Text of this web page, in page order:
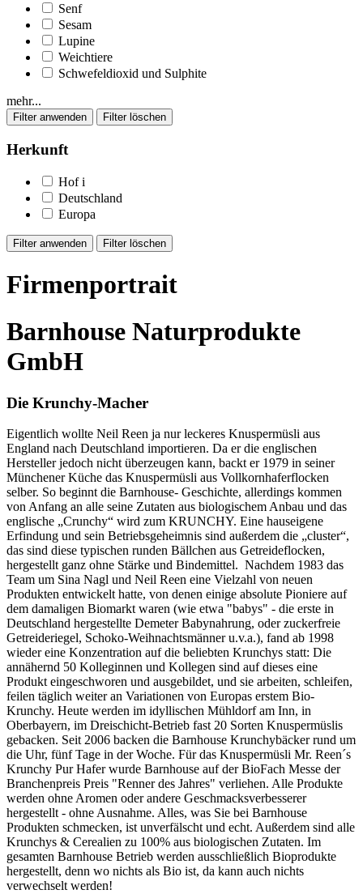
Senf
Sesam
Lupine
Weichtiere
Schwefeldioxid und Sulphite
mehr...
Herkunft
Hof i
Deutschland
Europa
Firmenportrait
Barnhouse Naturprodukte
GmbH
Die Krunchy-Macher
Eigentlich wollte Neil Reen ja nur leckeres Knuspermüsli aus
England nach Deutschland importieren. Da er die englischen
Hersteller jedoch nicht überzeugen kann, backt er 1979 in seiner
Münchener Küche das Knuspermüsli aus Vollkornhaferflocken
selber. So beginnt die Barnhouse- Geschichte, allerdings kommen
von Anfang an alle seine Zutaten aus biologischem Anbau und das
englische „Crunchy“ wird zum KRUNCHY. Eine hauseigene
Erfindung und sein Betriebsgeheimnis sind außerdem die „cluster“,
das sind diese typischen runden Bällchen aus Getreideflocken,
hergestellt ganz ohne Stärke und Bindemittel. Nachdem 1983 das
Team um Sina Nagl und Neil Reen eine Vielzahl von neuen
Produkten entwickelt hatte, von denen einige absolute Pioniere auf
dem damaligen Biomarkt waren (wie etwa "babys" - die erste in
Deutschland hergestellte Demeter Babynahrung, oder zuckerfreie
Getreideriegel, Schoko-Weihnachtsmänner u.v.a.), fand ab 1998
wieder eine Konzentration auf die beliebten Krunchys statt: Die
annähernd 50 Kolleginnen und Kollegen sind auf dieses eine
Produkt eingeschworen und ausgebildet, und sie arbeiten, schleifen,
feilen täglich weiter an Variationen von Europas erstem Bio-
Krunchy. Heute werden im idyllischen Mühldorf am Inn, in
Oberbayern, im Dreischicht-Betrieb fast 20 Sorten Knuspermüslis
gebacken. Seit 2006 backen die Barnhouse Krunchybäcker rund um
die Uhr, fünf Tage in der Woche. Für das Knuspermüsli Mr. Reen´s
Krunchy Pur Hafer wurde Barnhouse auf der BioFach Messe der
Branchenpreis Preis "Renner des Jahres" verliehen. Alle Produkte
werden ohne Aromen oder andere Geschmacksverbesserer
hergestellt - ohne Ausnahme. Alles, was Sie bei Barnhouse
Produkten schmecken, ist unverfälscht und echt. Außerdem sind alle
Krunchys & Cerealien zu 100% aus biologischen Zutaten. Im
gesamten Barnhouse Betrieb werden ausschließlich Bioprodukte
hergestellt, denn wo nichts als Bio ist, da kann auch nichts
verwechselt werden!